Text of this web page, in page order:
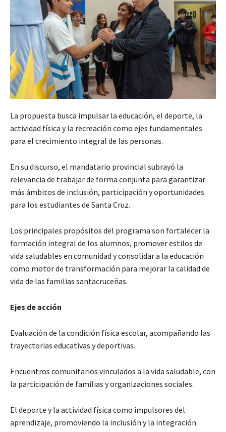
La propuesta busca impulsar la educación, el deporte, la
actividad física y la recreación como ejes fundamentales
para el crecimiento integral de las personas.
En su discurso, el mandatario provincial subrayó la
relevancia de trabajar de forma conjunta para garantizar
más ámbitos de inclusión, participación y oportunidades
para los estudiantes de Santa Cruz.
Los principales propósitos del programa son fortalecer la
formación integral de los alumnos, promover estilos de
vida saludables en comunidad y consolidar a la educación
como motor de transformación para mejorar la calidad de
vida de las familias santacruceñas.
Ejes de acción
Evaluación de la condición física escolar, acompañando las
trayectorias educativas y deportivas.
Encuentros comunitarios vinculados a la vida saludable, con
la participación de familias y organizaciones sociales.
El deporte y la actividad física como impulsores del
aprendizaje, promoviendo la inclusión y la integración.